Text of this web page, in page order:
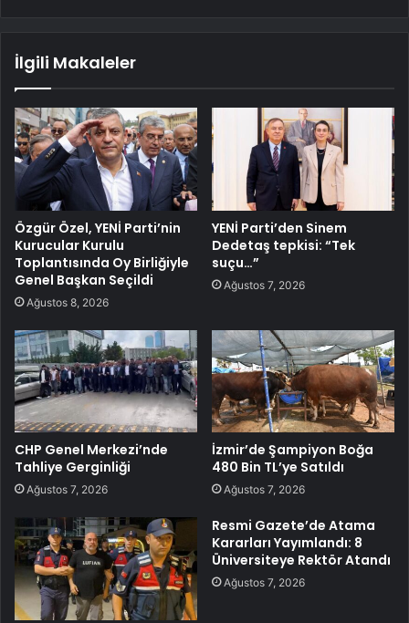
İlgili Makaleler
Özgür Özel, YENİ Parti’nin
Kurucular Kurulu
Toplantısında Oy Birliğiyle
Genel Başkan Seçildi
Ağustos 8, 2026
YENİ Parti’den Sinem
Dedetaş tepkisi: “Tek
suçu…”
Ağustos 7, 2026
CHP Genel Merkezi’nde
Tahliye Gerginliği
Ağustos 7, 2026
İzmir’de Şampiyon Boğa
480 Bin TL’ye Satıldı
Ağustos 7, 2026
Resmi Gazete’de Atama
Kararları Yayımlandı: 8
Üniversiteye Rektör Atandı
Ağustos 7, 2026